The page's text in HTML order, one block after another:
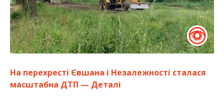
На перехресті Євшана і Незалежності сталася
масштабна ДТП — Деталі